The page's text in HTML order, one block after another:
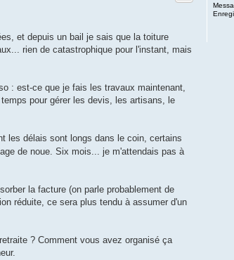
et depuis un bail je sais que la toiture
rien de catastrophique pour l'instant, mais
: est-ce que je fais les travaux maintenant,
pour gérer les devis, les artisans, le
les délais sont longs dans le coin, certains
de noue. Six mois... je m'attendais pas à
la facture (on parle probablement de
réduite, ce sera plus tendu à assumer d'un
? Comment vous avez organisé ça